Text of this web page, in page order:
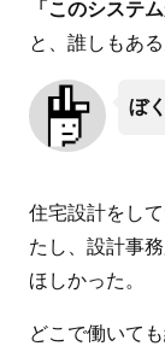
「このシステ
と、誰しもあ
ぼ
住宅設計をし
たし、設計事
ほしかった。
どこで働いて